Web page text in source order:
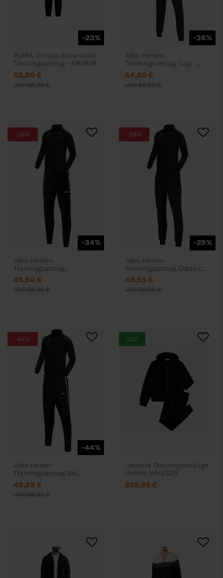
-23%
PUMA Unisex Essentials
Trainingsanzug - 684848
UVP 69,95 €
53,90 €
-36%
Jako Herren
Trainingsanzug Cup -
93509272
UVP 69,95 €
44,50 €
-34%
-34%
Jako Herren
Trainingsanzug
Competition 2.0 -
93509218
UVP 69,95 €
45,90 €
-29%
-29%
Jako Herren
Trainingsanzug Classico
- 93509250
UVP 69,95 €
49,95 €
-44%
-44%
Jako Herren
Trainingsanzug Set
Active - 93508495
UVP 89,95 €
49,95 €
TOP
Lacoste Trainingsanzüge
Herren WH2528
229,95 €